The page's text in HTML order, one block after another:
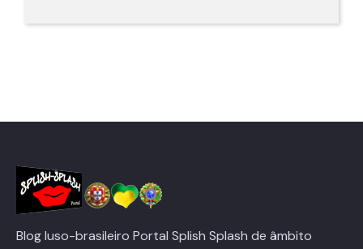
Blog luso-brasileiro Portal Splish Splash de âmbito